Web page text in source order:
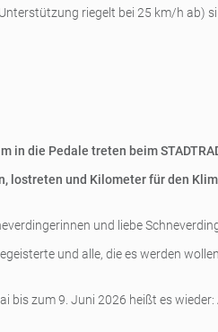
riegelt bei 25 km/h ab)
in die Pedale treten beim
lostreten und Kilometer für den
und liebe
und alle, die es werden
bis zum 9. Juni 2026 heißt es